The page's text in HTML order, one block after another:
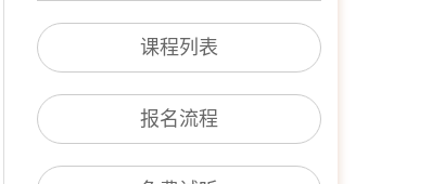
课程列表
报名流程
沈莉首席咨询师
擅长：婚恋情感问题、青少
年问题、 产前产后抑郁、
个人成长、职业发展。
王宾专家咨询师